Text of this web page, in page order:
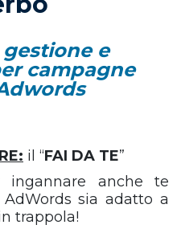
gestione e
campagne
il “FAI DA TE”
ingannare anche te
sia adatto a
trappola!